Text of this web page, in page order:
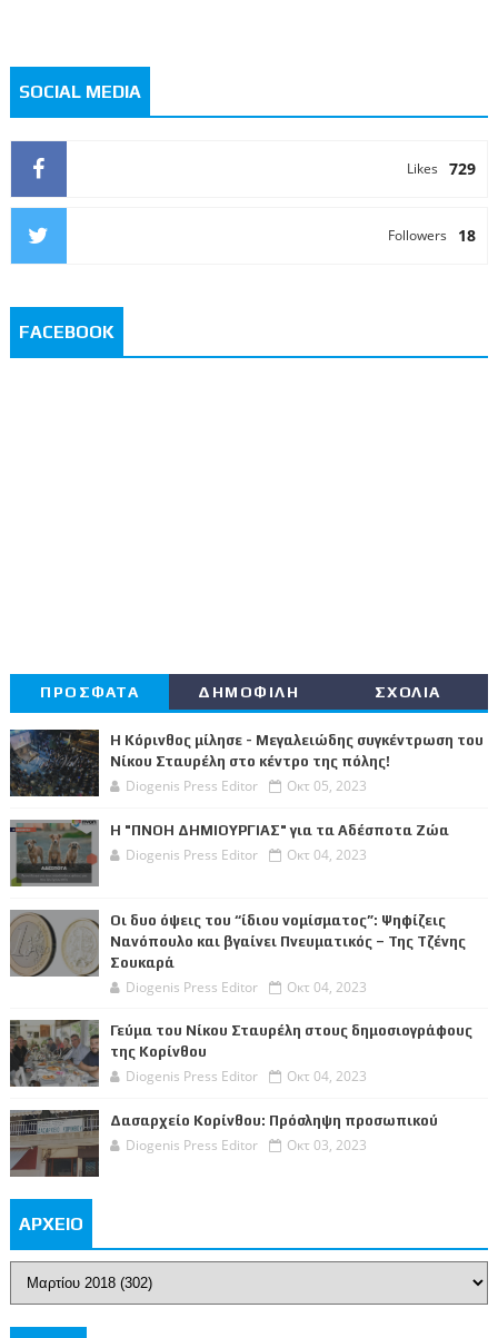
SOCIAL MEDIA
729
Likes
18
Followers
FACEBOOK
ΠΡΟΣΦΑΤΑ ΔΗΜΟΦΙΛΗ ΣΧΟΛΙΑ
Η Κόρινθος μίλησε - Μεγαλειώδης συγκέντρωση του
Νίκου Σταυρέλη στο κέντρο της πόλης!
Diogenis Press Editor Οκτ 05, 2023
Η "ΠΝΟΗ ΔΗΜΙΟΥΡΓΙΑΣ" για τα Αδέσποτα Ζώα
Diogenis Press Editor Οκτ 04, 2023
Οι δυο όψεις του “ίδιου νομίσματος”: Ψηφίζεις
Νανόπουλο και βγαίνει Πνευματικός – Της Τζένης
Σουκαρά
Diogenis Press Editor Οκτ 04, 2023
Γεύμα του Νίκου Σταυρέλη στους δημοσιογράφους
της Κορίνθου
Diogenis Press Editor Οκτ 04, 2023
Δασαρχείο Κορίνθου: Πρόσληψη προσωπικού
Diogenis Press Editor Οκτ 03, 2023
ΑΡΧΕΙΟ